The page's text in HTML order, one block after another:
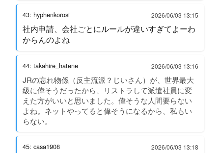
43: hyphenkorosi 2026/06/03 13:15
社内申請、会社ごとにルールが違いすぎてよーわ
からんのよね
44: takahire_hatene 2026/06/03 13:16
JRの忘れ物係（反主流派？じいさん）が、世界最大
級に偉そうだったから、リストラして派遣社員に変
えた方がいいと思いました。偉そうな人間要らない
よね。ネットやってると偉そうになるから、私もい
らない。
45: casa1908 2026/06/03 13:18